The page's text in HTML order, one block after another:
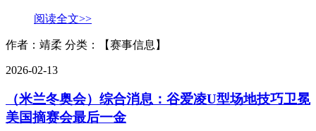
阅读全文>>
作者：靖柔 分类：【赛事信息】
2026-02-13
（米兰冬奥会）综合消息：谷爱凌U型场地技巧卫冕
美国摘赛会最后一金